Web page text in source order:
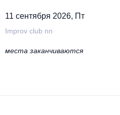
11 сентября 2026, Пт
Improv club nn
места заканчиваются